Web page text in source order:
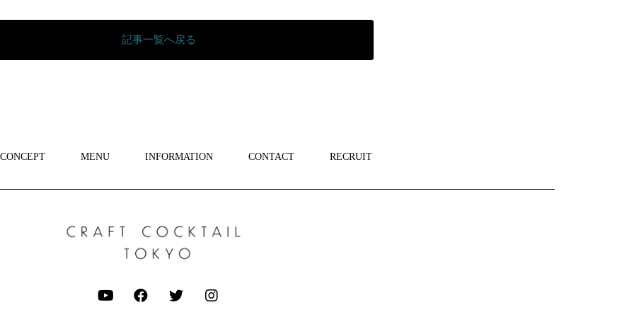
記事一覧へ戻る
CONCEPT MENU INFORMATION CONTACT RECRUIT